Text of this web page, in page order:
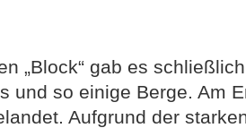
„Block“ gab es
und so einige Berge. Am
Aufgrund der